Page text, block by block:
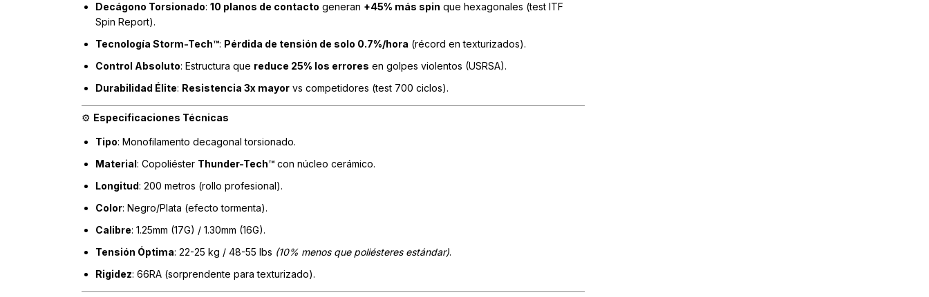
Decágono Torsionado: 10 planos de contacto generan +45% más spin que hexagonales (test ITF
Spin Report).
Tecnología Storm-Tech™: Pérdida de tensión de solo 0.7%/hora (récord en texturizados).
Control Absoluto: Estructura que reduce 25% los errores en golpes violentos (USRSA).
Durabilidad Élite: Resistencia 3x mayor vs competidores (test 700 ciclos).
⚙️ Especificaciones Técnicas
Tipo: Monofilamento decagonal torsionado.
Material: Copoliéster Thunder-Tech™ con núcleo cerámico.
Longitud: 200 metros (rollo profesional).
Color: Negro/Plata (efecto tormenta).
Calibre: 1.25mm (17G) / 1.30mm (16G).
Tensión Óptima: 22-25 kg / 48-55 lbs (10% menos que poliésteres estándar).
Rigidez: 66RA (sorprendente para texturizado).